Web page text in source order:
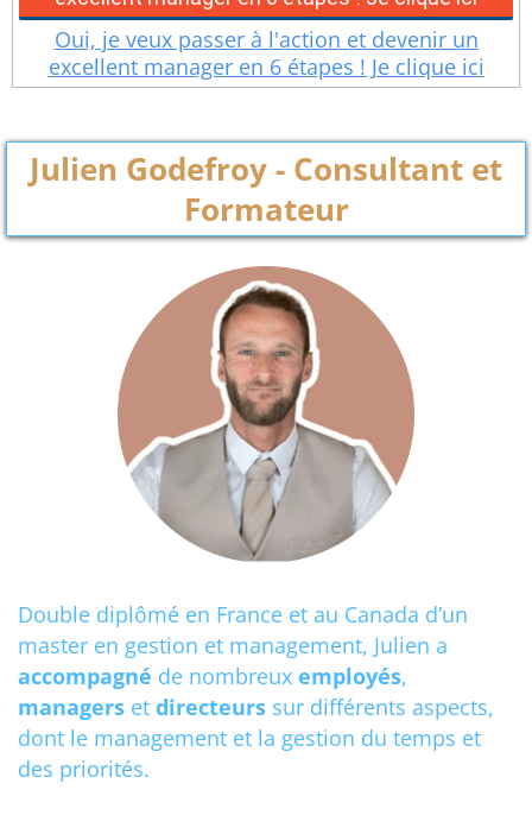
Oui, je veux passer à l'action et devenir un
excellent manager en 6 étapes ! Je clique ici
Julien Godefroy - Consultant et
Formateur
Double diplômé en France et au Canada d’un
master en gestion et management, Julien a
accompagné de nombreux employés,
managers et directeurs sur différents aspects,
dont le management et la gestion du temps et
des priorités.